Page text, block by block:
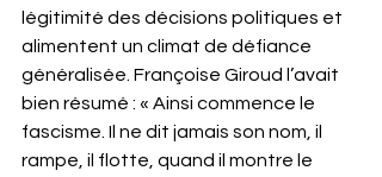
légitimité des décisions politiques et
alimentent un climat de défiance
généralisée. Françoise Giroud l’avait
bien résumé : « Ainsi commence le
fascisme. Il ne dit jamais son nom, il
rampe, il flotte, quand il montre le